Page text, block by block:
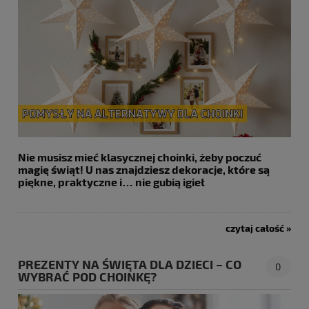
Nie musisz mieć klasycznej choinki, żeby poczuć
magię świąt! U nas znajdziesz dekoracje, które są
piękne, praktyczne i… nie gubią igieł
czytaj całość »
PREZENTY NA ŚWIĘTA DLA DZIECI – CO
WYBRAĆ POD CHOINKĘ?
0